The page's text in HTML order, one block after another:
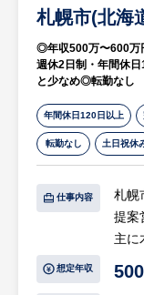
等
※詳
【
同シ
2社
す。
札幌市(北海
◎年収500万〜600万
週休2日制・年間休
と少なめ◎転勤なし
年間休日120日以上
転勤なし 土日祝休
仕事内容
札幌
提案
主に
想定年収 500